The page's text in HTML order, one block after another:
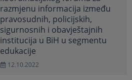
razmjenu informacija između
pravosudnih, policijskih,
sigurnosnih i obavještajnih
institucija u BiH u segmentu
edukacije
12.10.2022